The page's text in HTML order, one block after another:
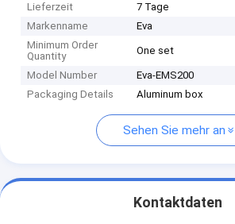
Lieferzeit
7 Tage
Markenname
Eva
Minimum Order
Quantity
One set
Model Number
Eva-EMS200
Packaging Details
Aluminum box
Sehen Sie mehr an
Kontaktdaten